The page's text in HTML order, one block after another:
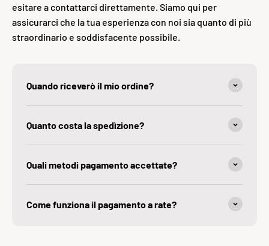
esitare a contattarci direttamente. Siamo qui per
assicurarci che la tua esperienza con noi sia quanto di più
straordinario e soddisfacente possibile.
Quando riceverò il mio ordine?
Quanto costa la spedìzione?
Quali metodi pagamento accettate?
Come funziona il pagamento a rate?